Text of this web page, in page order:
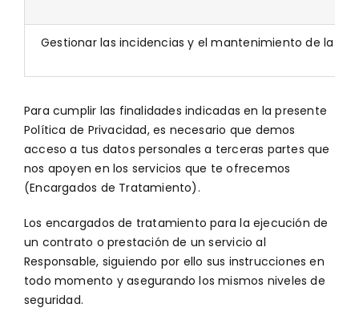
Gestionar las incidencias y el mantenimiento de la
Para cumplir las finalidades indicadas en la presente
Política de Privacidad, es necesario que demos
acceso a tus datos personales a terceras partes que
nos apoyen en los servicios que te ofrecemos
(Encargados de Tratamiento).
Los encargados de tratamiento para la ejecución de
un contrato o prestación de un servicio al
Responsable, siguiendo por ello sus instrucciones en
todo momento y asegurando los mismos niveles de
seguridad.